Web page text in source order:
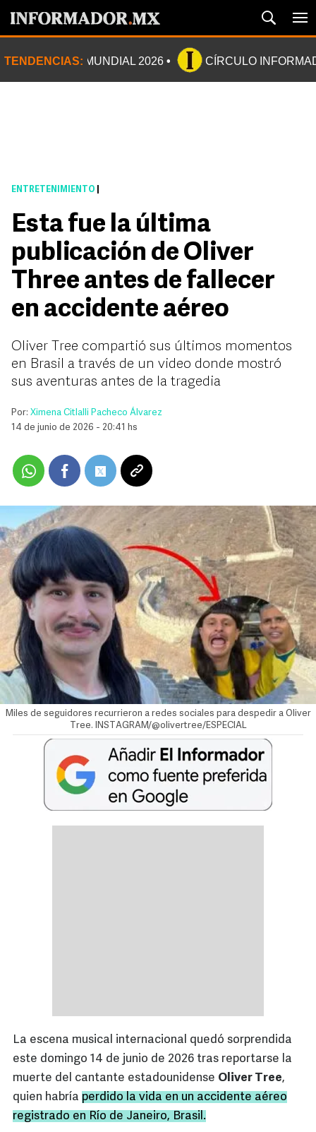
TENDENCIAS: MUNDIAL 2026 CÍRCULO
ENTRETENIMIENTO
Esta fue la última
publicación de Oliver
Three antes de fallecer
en accidente aéreo
Oliver Tree compartió sus últimos momentos
en Brasil a través de un video donde mostró
sus aventuras antes de la tragedia
Por: Ximena Citlalli Pacheco Álvarez
14 de junio de 2026 - 20:41 hs
Miles de seguidores recurrieron a redes sociales para despedir a Oliver
Tree. INSTAGRAM/@olivertree/ESPECIAL
La escena musical internacional quedó sorprendida
este domingo 14 de junio de 2026 tras reportarse la
muerte del cantante estadounidense Oliver Tree,
quien habría perdido la vida en un accidente aéreo
registrado en Río de Janeiro, Brasil.